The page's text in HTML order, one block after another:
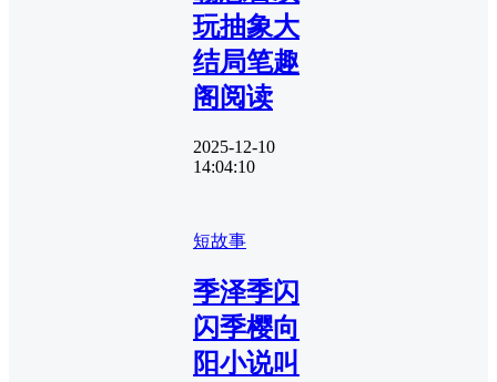
玩抽象大
结局笔趣
阁阅读
2025-12-10
14:04:10
短故事
季泽季闪
闪季樱向
阳小说叫